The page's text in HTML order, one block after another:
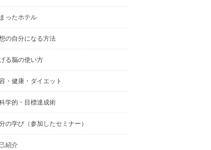
ったホテル
の自分になる方法
る脳の使い方
・健康・ダイエット
学的・目標達成術
の学び（参加したセミナー）
紹介